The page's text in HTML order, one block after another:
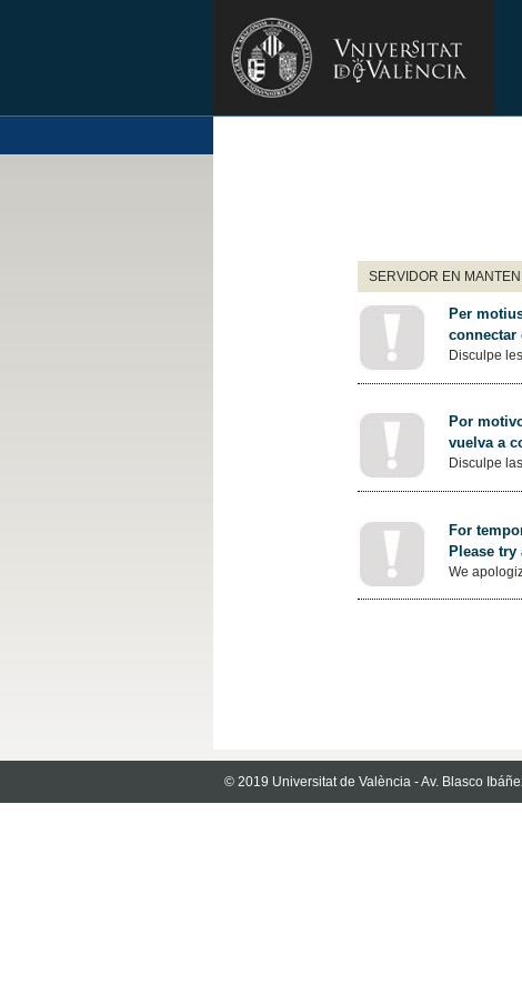
SERVIDOR EN
Per
Disculpe
Por
vuelva a
Disculpe
For
Please try
We
© 2019 Universitat de València - Av. Blasco